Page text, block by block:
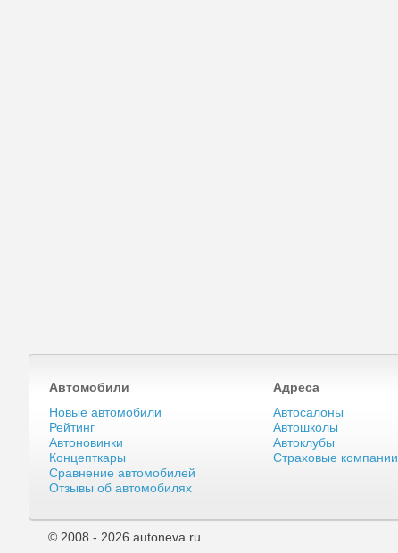
Автомобили Адреса
Новые автомобили
Рейтинг
Автоновинки
Концепткары
Сравнение автомобилей
Отзывы об автомобилях
Автосалоны
Автошколы
Автоклубы
Страховые компании
© 2008 - 2026 autoneva.ru